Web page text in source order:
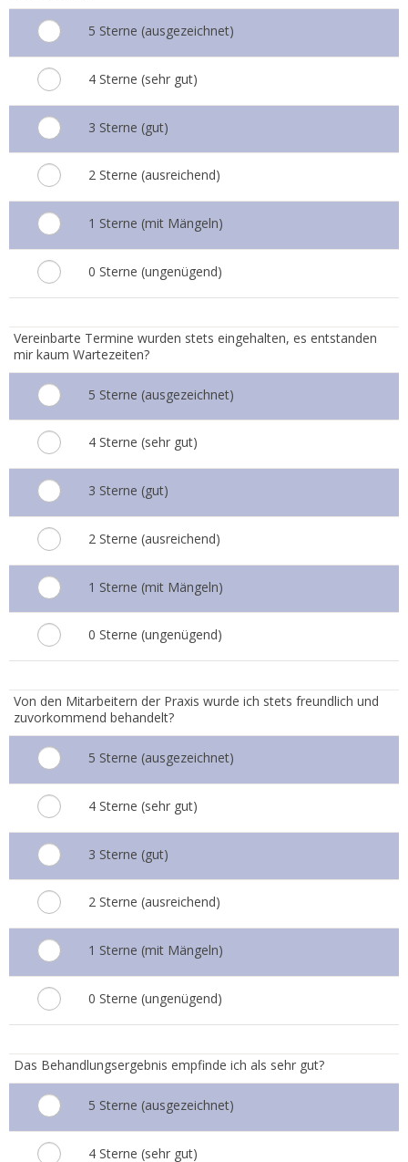
5 Sterne (ausgezeichnet)
4 Sterne (sehr gut)
3 Sterne (gut)
2 Sterne (ausreichend)
1 Sterne (mit Mängeln)
0 Sterne (ungenügend)
Vereinbarte Termine wurden stets eingehalten, es entstanden
mir kaum Wartezeiten?
5 Sterne (ausgezeichnet)
4 Sterne (sehr gut)
3 Sterne (gut)
2 Sterne (ausreichend)
1 Sterne (mit Mängeln)
0 Sterne (ungenügend)
Von den Mitarbeitern der Praxis wurde ich stets freundlich und
zuvorkommend behandelt?
5 Sterne (ausgezeichnet)
4 Sterne (sehr gut)
3 Sterne (gut)
2 Sterne (ausreichend)
1 Sterne (mit Mängeln)
0 Sterne (ungenügend)
Das Behandlungsergebnis empfinde ich als sehr gut?
5 Sterne (ausgezeichnet)
4 Sterne (sehr gut)